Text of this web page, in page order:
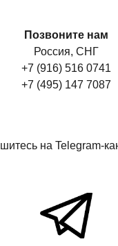
Позвоните нам
Россия, СНГ
+7 (916) 516 0741
+7 (495) 147 7087
на Telegram-